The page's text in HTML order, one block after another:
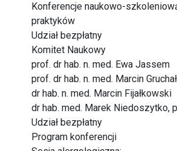
Konferencje naukowo-
praktyków
Udział bezpłatny
Komitet Naukowy
prof. dr hab. n. med. Ewa Jassem
prof. dr hab. n. med. Marcin
dr hab. n. med. Marcin Fijałkowski
dr hab. med. Marek Niedoszytko,
Udział bezpłatny
Program konferencji